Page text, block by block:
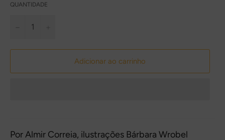
QUANTIDADE
Adicionar ao carrinho
Por Almir Correia, ilustrações Bárbara Wrobel